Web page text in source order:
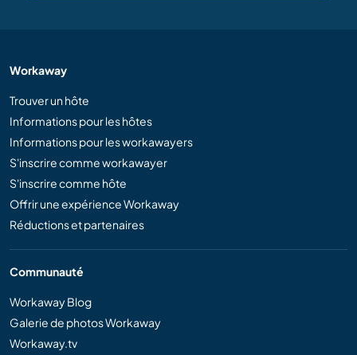
Workaway
Trouver un hôte
Informations pour les hôtes
Informations pour les workawayers
S'inscrire comme workawayer
S'inscrire comme hôte
Offrir une expérience Workaway
Réductions et partenaires
Communauté
Workaway Blog
Galerie de photos Workaway
Workaway.tv